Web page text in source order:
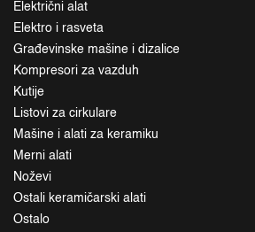
Električni alat
Elektro i rasveta
Građevinske mašine i dizalice
Kompresori za vazduh
Kutije
Listovi za cirkulare
Mašine i alati za keramiku
Merni alati
Noževi
Ostali keramičarski alati
Ostalo